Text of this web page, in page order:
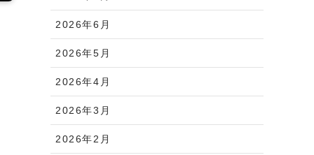
2026年6月
2026年5月
2026年4月
2026年3月
2026年2月